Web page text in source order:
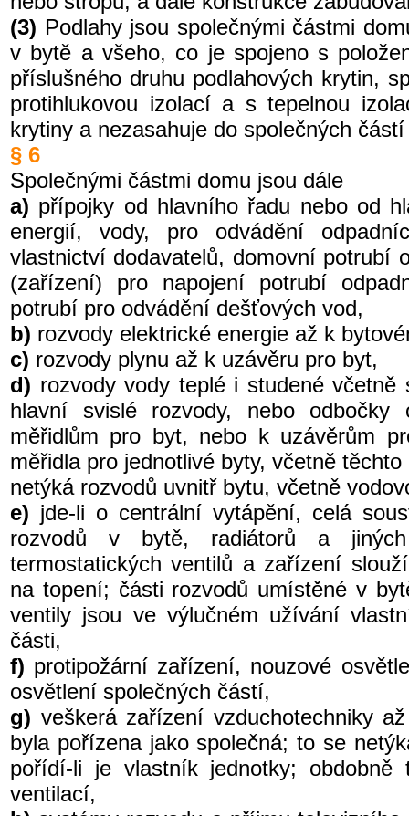
(3) Podlahy jsou společnými částmi
v bytě a všeho, co je spojeno s
příslušného druhu podlahových krytin,
protihlukovou izolací a s tepelnou
krytiny a nezasahuje do společných
§ 6
Společnými částmi domu jsou dále
a) přípojky od hlavního řadu nebo od
energií, vody, pro odvádění
vlastnictví dodavatelů, domovní potrubí
(zařízení) pro napojení potrubí
potrubí pro odvádění dešťových vod,
b) rozvody elektrické energie až k
c) rozvody plynu až k uzávěru pro byt,
d) rozvody vody teplé i studené
hlavní svislé rozvody, nebo
měřidlům pro byt, nebo k uzávěrům
měřidla pro jednotlivé byty, včetně
netýká rozvodů uvnitř bytu, včetně
e) jde-li o centrální vytápění, celá
rozvodů v bytě, radiátorů a
termostatických ventilů a zařízení
na topení; části rozvodů umístěné v
ventily jsou ve výlučném užívání
části,
f) protipožární zařízení, nouzové
osvětlení společných částí,
g) veškerá zařízení vzduchotechniky
byla pořízena jako společná; to se
pořídí-li je vlastník jednotky;
ventilací,